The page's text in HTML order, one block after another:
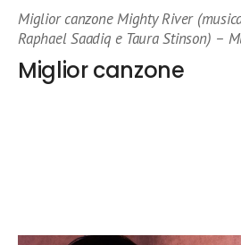
Miglior canzone Mighty River
Raphael Saadiq e Taura Stinson) –
Miglior canzone